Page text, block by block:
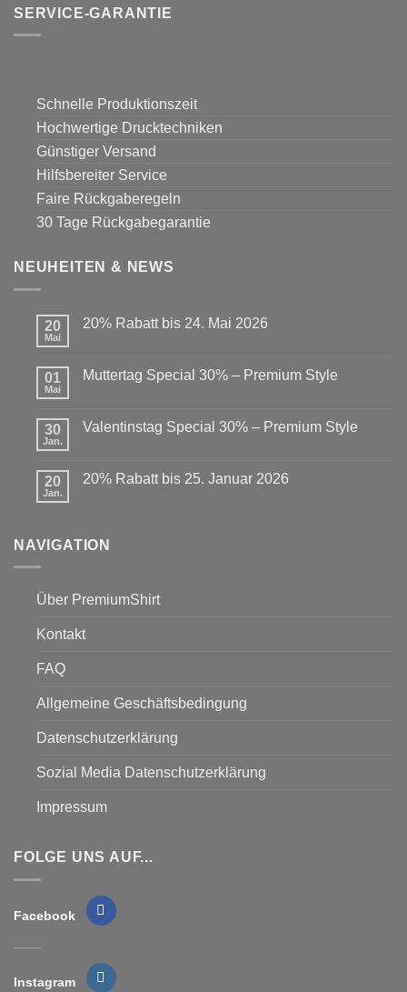
SERVICE-GARANTIE
Schnelle Produktionszeit
Hochwertige Drucktechniken
Günstiger Versand
Hilfsbereiter Service
Faire Rückgaberegeln
30 Tage Rückgabegarantie
NEUHEITEN & NEWS
20
Mai
20% Rabatt bis 24. Mai 2026
20%
Mai
2026
01
Mai
Muttertag Special 30% – Premium Style
Muttertag
Premium
Style
30
Jan.
Valentinstag Special 30% – Premium Style
Valentinstag
Style
20
Jan.
20% Rabatt bis 25. Januar 2026
Rabatt
NAVIGATION
Über PremiumShirt
Kontakt
FAQ
Allgemeine Geschäftsbedingung
Datenschutzerklärung
Sozial Media Datenschutzerklärung
Impressum
FOLGE UNS AUF...
Facebook
Instagram